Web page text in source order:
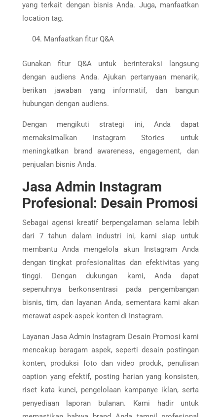
yang terkait dengan bisnis Anda. Juga, manfaatkan
location tag.
Manfaatkan fitur Q&A
Gunakan fitur Q&A untuk berinteraksi langsung
dengan audiens Anda. Ajukan pertanyaan menarik,
berikan jawaban yang informatif, dan bangun
hubungan dengan audiens.
Dengan mengikuti strategi ini, Anda dapat
memaksimalkan Instagram Stories untuk
meningkatkan brand awareness, engagement, dan
penjualan bisnis Anda.
Jasa Admin Instagram
Profesional: Desain Promosi
Sebagai agensi kreatif berpengalaman selama lebih
dari 7 tahun dalam industri ini, kami siap untuk
membantu Anda mengelola akun Instagram Anda
dengan tingkat profesionalitas dan efektivitas yang
tinggi. Dengan dukungan kami, Anda dapat
sepenuhnya berkonsentrasi pada pengembangan
bisnis, tim, dan layanan Anda, sementara kami akan
merawat aspek-aspek konten di Instagram.
Layanan Jasa Admin Instagram Desain Promosi kami
mencakup beragam aspek, seperti desain postingan
konten, produksi foto dan video produk, penulisan
caption yang efektif, posting harian yang konsisten,
riset kata kunci, pengelolaan kampanye iklan, serta
penyediaan laporan bulanan. Kami hadir untuk